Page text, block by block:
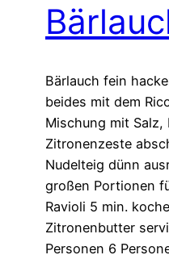
Bärlauch fein
beides mit dem
Mischung mit Salz,
Zitronenzeste
Nudelteig dünn
großen Portionen
Ravioli 5 min.
Zitronenbutter
Personen 6